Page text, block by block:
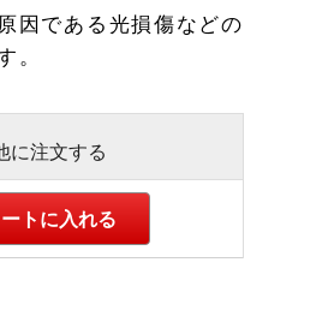
因である光損傷などの
に注文する
トに入れる